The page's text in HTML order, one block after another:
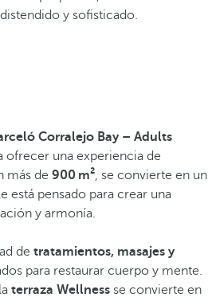
y sofisticado.
Corralejo Bay – Adults
ofrecer una experiencia de
más de 900 m², se convierte en un
está pensado para crear una
y armonía.
de tratamientos, masajes y
para restaurar cuerpo y mente.
terraza Wellness se convierte en